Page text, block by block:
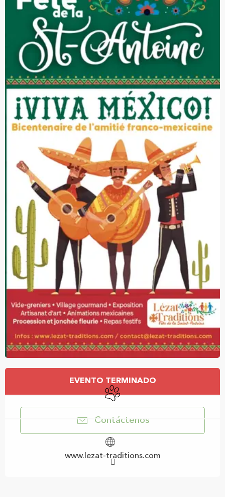
Horarios y datos de contacto
EVENTO TERMINADO
Se aceptan animales
Contáctenos
www.lezat-traditions.com